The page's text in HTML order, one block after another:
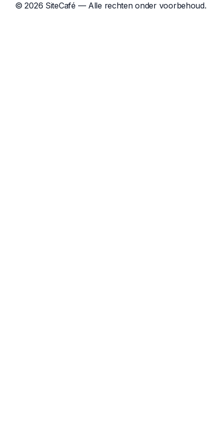
© 2026 SiteCafé — Alle rechten onder voorbehoud.